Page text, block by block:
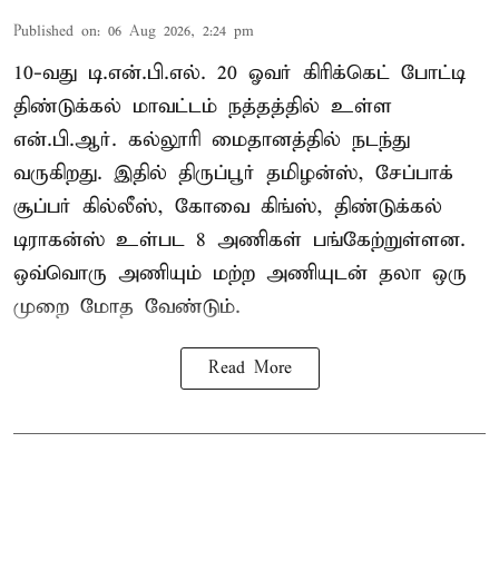
Published on: 06 Aug 2026, 2:24 pm
10-வது டி.என்.பி.எல். 20 ஓவர் கிரிக்கெட் போட்டி
திண்டுக்கல் மாவட்டம் நத்தத்தில் உள்ள
என்.பி.ஆர். கல்லூரி மைதானத்தில் நடந்து
வருகிறது. இதில் திருப்பூர் தமிழன்ஸ், சேப்பாக்
சூப்பர் கில்லீஸ், கோவை கிங்ஸ், திண்டுக்கல்
டிராகன்ஸ் உள்பட 8 அணிகள் பங்கேற்றுள்ளன.
ஒவ்வொரு அணியும் மற்ற அணியுடன் தலா ஒரு
முறை மோத வேண்டும்.
Read More